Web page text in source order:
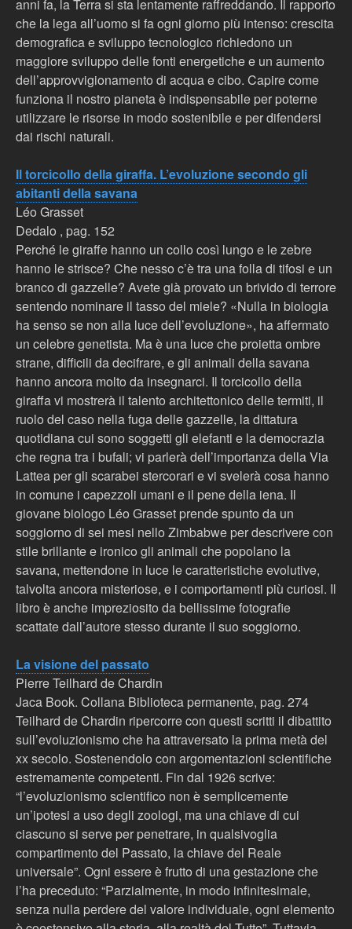
anni fa, la Terra si sta lentamente raffreddando. Il rapporto
che la lega all’uomo si fa ogni giorno più intenso: crescita
demografica e sviluppo tecnologico richiedono un
maggiore sviluppo delle fonti energetiche e un aumento
dell’approvvigionamento di acqua e cibo. Capire come
funziona il nostro pianeta è indispensabile per poterne
utilizzare le risorse in modo sostenibile e per difendersi
dai rischi naturali.
Il torcicollo della giraffa. L’evoluzione secondo gli
abitanti della savana
Léo Grasset
Dedalo , pag. 152
Perché le giraffe hanno un collo così lungo e le zebre
hanno le strisce? Che nesso c’è tra una folla di tifosi e un
branco di gazzelle? Avete già provato un brivido di terrore
sentendo nominare il tasso del miele? «Nulla in biologia
ha senso se non alla luce dell’evoluzione», ha affermato
un celebre genetista. Ma è una luce che proietta ombre
strane, difficili da decifrare, e gli animali della savana
hanno ancora molto da insegnarci. Il torcicollo della
giraffa vi mostrerà il talento architettonico delle termiti, il
ruolo del caso nella fuga delle gazzelle, la dittatura
quotidiana cui sono soggetti gli elefanti e la democrazia
che regna tra i bufali; vi parlerà dell’importanza della Via
Lattea per gli scarabei stercorari e vi svelerà cosa hanno
in comune i capezzoli umani e il pene della iena. Il
giovane biologo Léo Grasset prende spunto da un
soggiorno di sei mesi nello Zimbabwe per descrivere con
stile brillante e ironico gli animali che popolano la
savana, mettendone in luce le caratteristiche evolutive,
talvolta ancora misteriose, e i comportamenti più curiosi. Il
libro è anche impreziosito da bellissime fotografie
scattate dall’autore stesso durante il suo soggiorno.
La visione del passato
Pierre Teilhard de Chardin
Jaca Book. Collana Biblioteca permanente, pag. 274
Teilhard de Chardin ripercorre con questi scritti il dibattito
sull’evoluzionismo che ha attraversato la prima metà del
xx secolo. Sostenendolo con argomentazioni scientifiche
estremamente competenti. Fin dal 1926 scrive:
“l’evoluzionismo scientifico non è semplicemente
un’ipotesi a uso degli zoologi, ma una chiave di cui
ciascuno si serve per penetrare, in qualsivoglia
compartimento del Passato, la chiave del Reale
universale”. Ogni essere è frutto di una gestazione che
l’ha preceduto: “Parzialmente, in modo infinitesimale,
senza nulla perdere del valore individuale, ogni elemento